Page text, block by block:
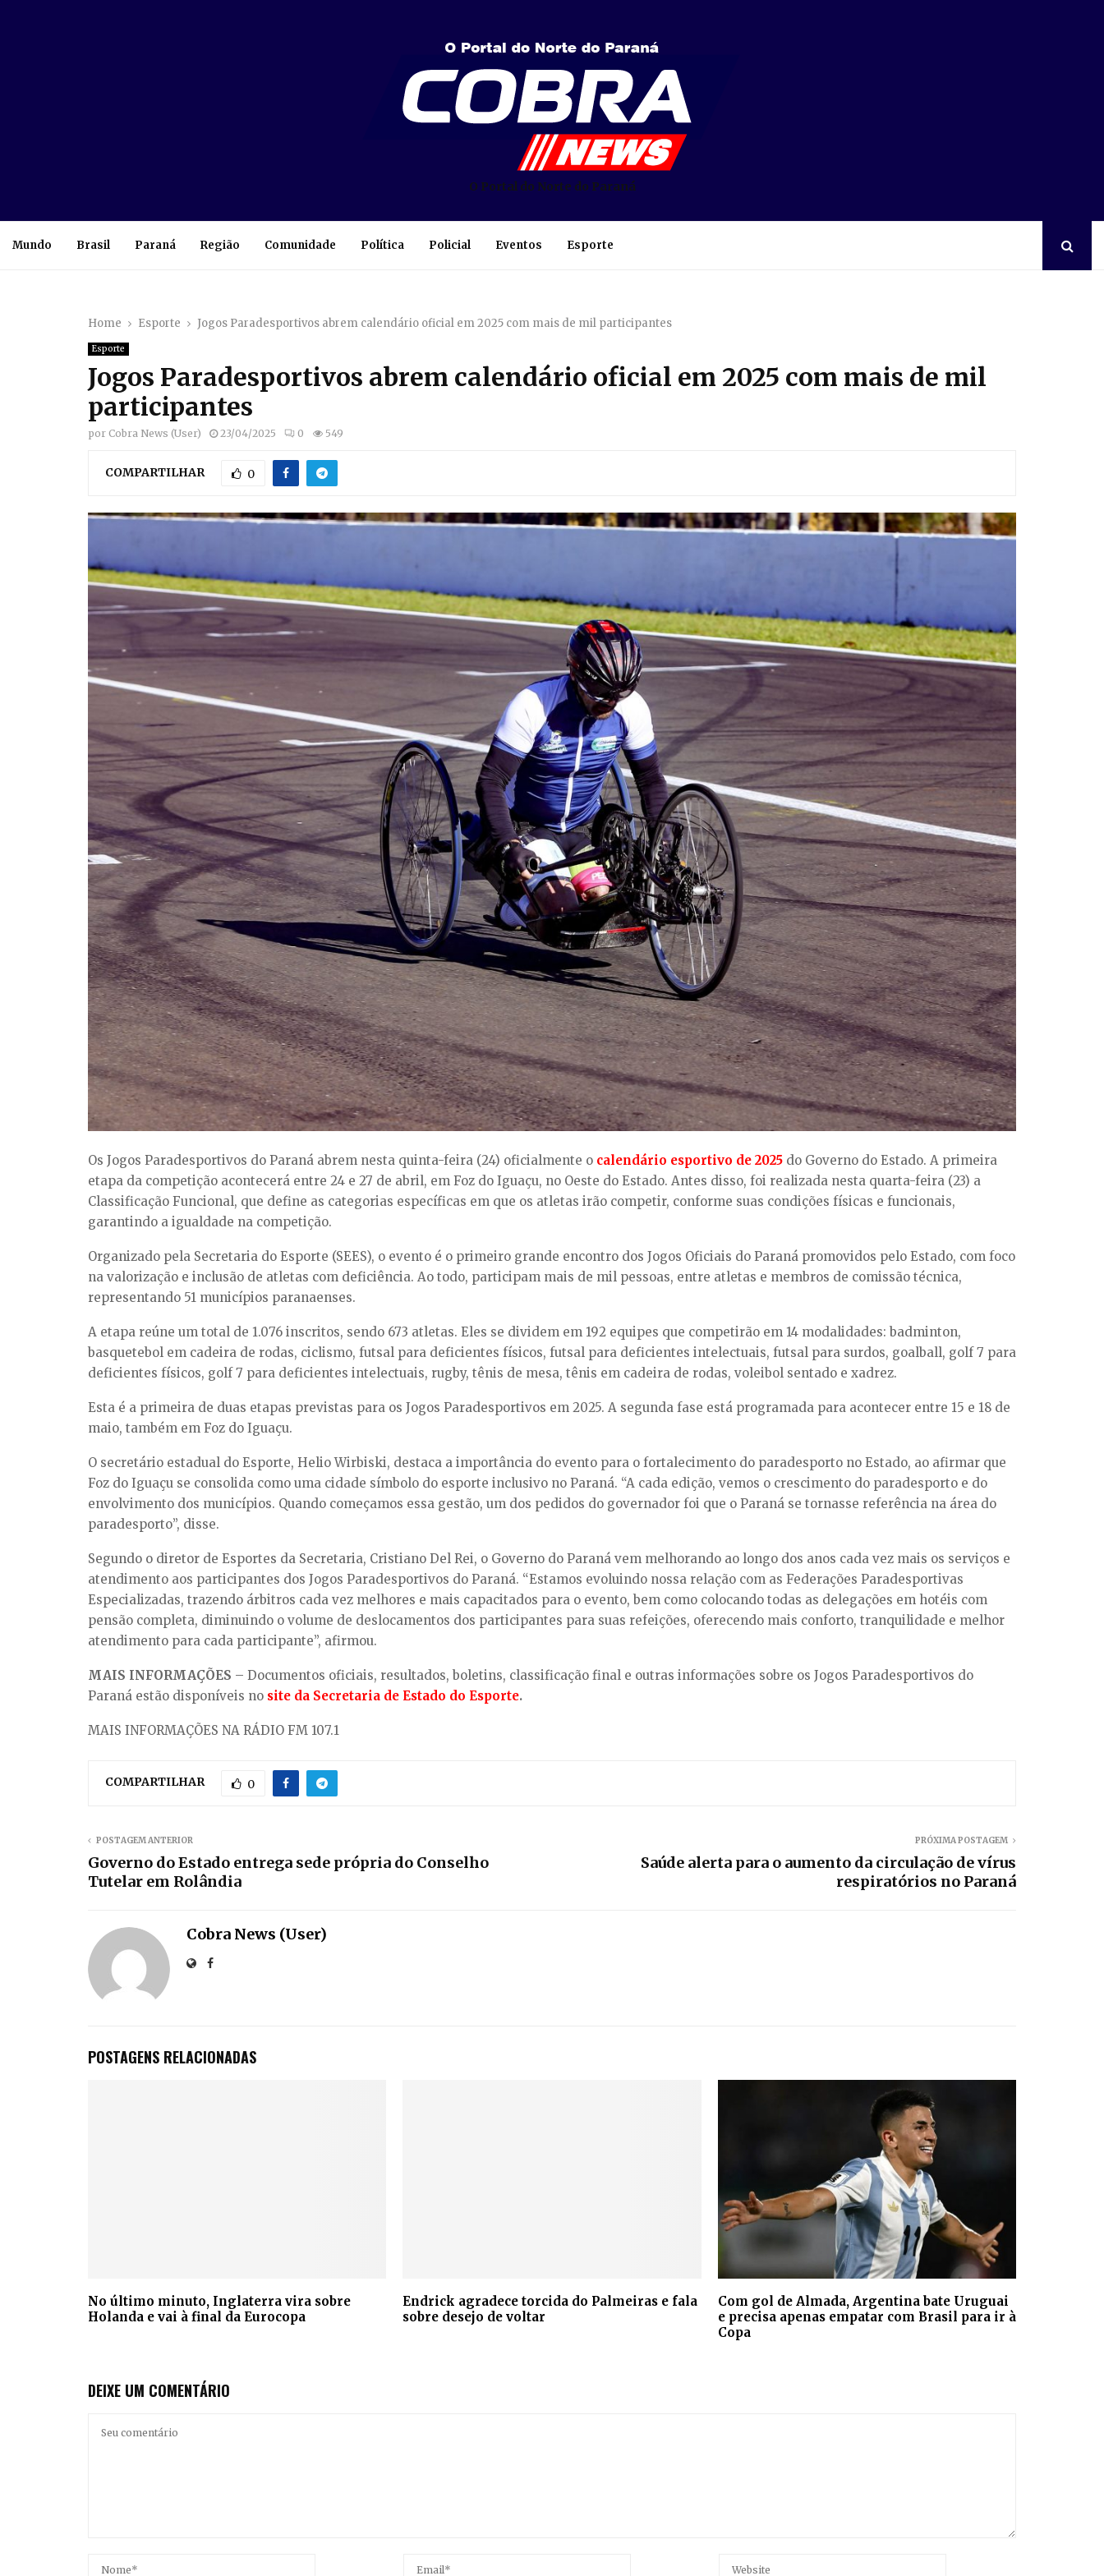
O Portal do Norte do Paraná
Mundo Brasil Paraná Região Comunidade Política Policial Eventos Esporte
Home Esporte Jogos Paradesportivos abrem calendário oficial em 2025 com mais de mil participantes
Esporte
Jogos Paradesportivos abrem calendário oficial em 2025 com mais de mil
participantes
por Cobra News (User) 23/04/2025 0 549
COMPARTILHAR 0
Os Jogos Paradesportivos do Paraná abrem nesta quinta-feira (24) oficialmente o calendário esportivo de 2025 do Governo do Estado. A primeira
etapa da competição acontecerá entre 24 e 27 de abril, em Foz do Iguaçu, no Oeste do Estado. Antes disso, foi realizada nesta quarta-feira (23) a
Classificação Funcional, que define as categorias específicas em que os atletas irão competir, conforme suas condições físicas e funcionais,
garantindo a igualdade na competição.
Organizado pela Secretaria do Esporte (SEES), o evento é o primeiro grande encontro dos Jogos Oficiais do Paraná promovidos pelo Estado, com foco
na valorização e inclusão de atletas com deficiência. Ao todo, participam mais de mil pessoas, entre atletas e membros de comissão técnica,
representando 51 municípios paranaenses.
A etapa reúne um total de 1.076 inscritos, sendo 673 atletas. Eles se dividem em 192 equipes que competirão em 14 modalidades: badminton,
basquetebol em cadeira de rodas, ciclismo, futsal para deficientes físicos, futsal para deficientes intelectuais, futsal para surdos, goalball, golf 7 para
deficientes físicos, golf 7 para deficientes intelectuais, rugby, tênis de mesa, tênis em cadeira de rodas, voleibol sentado e xadrez.
Esta é a primeira de duas etapas previstas para os Jogos Paradesportivos em 2025. A segunda fase está programada para acontecer entre 15 e 18 de
maio, também em Foz do Iguaçu.
O secretário estadual do Esporte, Helio Wirbiski, destaca a importância do evento para o fortalecimento do paradesporto no Estado, ao afirmar que
Foz do Iguaçu se consolida como uma cidade símbolo do esporte inclusivo no Paraná. “A cada edição, vemos o crescimento do paradesporto e do
envolvimento dos municípios. Quando começamos essa gestão, um dos pedidos do governador foi que o Paraná se tornasse referência na área do
paradesporto”, disse.
Segundo o diretor de Esportes da Secretaria, Cristiano Del Rei, o Governo do Paraná vem melhorando ao longo dos anos cada vez mais os serviços e
atendimento aos participantes dos Jogos Paradesportivos do Paraná. “Estamos evoluindo nossa relação com as Federações Paradesportivas
Especializadas, trazendo árbitros cada vez melhores e mais capacitados para o evento, bem como colocando todas as delegações em hotéis com
pensão completa, diminuindo o volume de deslocamentos dos participantes para suas refeições, oferecendo mais conforto, tranquilidade e melhor
atendimento para cada participante”, afirmou.
MAIS INFORMAÇÕES – Documentos oficiais, resultados, boletins, classificação final e outras informações sobre os Jogos Paradesportivos do
Paraná estão disponíveis no site da Secretaria de Estado do Esporte.
MAIS INFORMAÇÕES NA RÁDIO FM 107.1
COMPARTILHAR 0
POSTAGEM ANTERIOR
Governo do Estado entrega sede própria do Conselho
Tutelar em Rolândia
PRÓXIMA POSTAGEM
Saúde alerta para o aumento da circulação de vírus
respiratórios no Paraná
Cobra News (User)
POSTAGENS RELACIONADAS
No último minuto, Inglaterra vira sobre
Holanda e vai à final da Eurocopa
Endrick agradece torcida do Palmeiras e fala
sobre desejo de voltar
Com gol de Almada, Argentina bate Uruguai
e precisa apenas empatar com Brasil para ir à
Copa
DEIXE UM COMENTÁRIO